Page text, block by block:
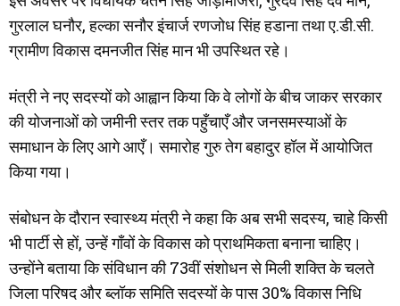
गुरलाल घनौर, हल्का सनौर इंचार्ज रणजोध सिंह हडाना तथा ए.डी.सी.
ग्रामीण विकास दमनजीत सिंह मान भी उपस्थित रहे।
मंत्री ने नए सदस्यों को आह्वान किया कि वे लोगों के बीच जाकर सरकार
की योजनाओं को जमीनी स्तर तक पहुँचाएँ और जनसमस्याओं के
समाधान के लिए आगे आएँ। समारोह गुरु तेग बहादुर हॉल में आयोजित
किया गया।
संबोधन के दौरान स्वास्थ्य मंत्री ने कहा कि अब सभी सदस्य, चाहे किसी
भी पार्टी से हों, उन्हें गाँवों के विकास को प्राथमिकता बनाना चाहिए।
उन्होंने बताया कि संविधान की 73वीं संशोधन से मिली शक्ति के चलते
जिला परिषद और ब्लॉक समिति सदस्यों के पास 30% विकास निधि